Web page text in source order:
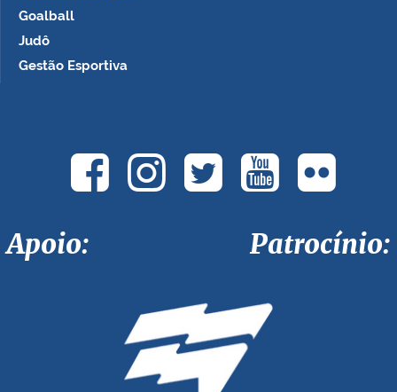
Goalball
Judô
Gestão Esportiva
Apoio: Patrocínio: